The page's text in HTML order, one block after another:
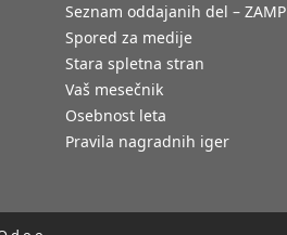
Seznam oddajanih del – ZAMP
Spored za medije
Stara spletna stran
Vaš mesečnik
Osebnost leta
Pravila nagradnih iger